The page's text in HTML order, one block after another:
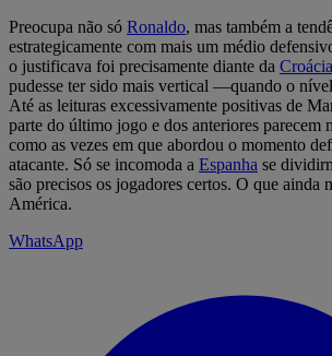
Preocupa não só Ronaldo, mas também a
estrategicamente com mais um médio
o justificava foi precisamente diante da Croácia
pudesse ter sido mais vertical —quando o
Até as leituras excessivamente positivas de
parte do último jogo e dos anteriores parecem
como as vezes em que abordou o momento
atacante. Só se incomoda a Espanha se
são precisos os jogadores certos. O que ainda
América.
WhatsApp